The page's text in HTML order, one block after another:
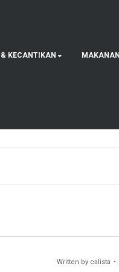
KECANTIKAN
Written by calista